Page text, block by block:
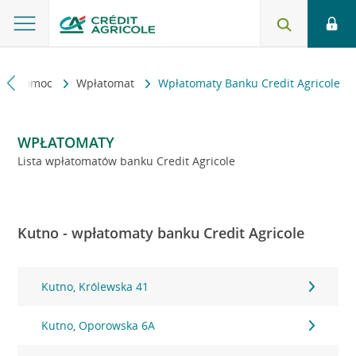
i pomoc Wpłatomat Wpłatomaty Banku Credit Agricole
WPŁATOMATY
Lista wpłatomatów banku Credit Agricole
Kutno - wpłatomaty banku Credit Agricole
Kutno, Królewska 41
Kutno, Oporowska 6A